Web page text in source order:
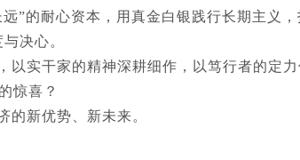
”的耐心资本，用真金白银践行长期主义
决心。
实干家的精神深耕细作，以笃行者的定
惊喜？
的新优势、新未来。